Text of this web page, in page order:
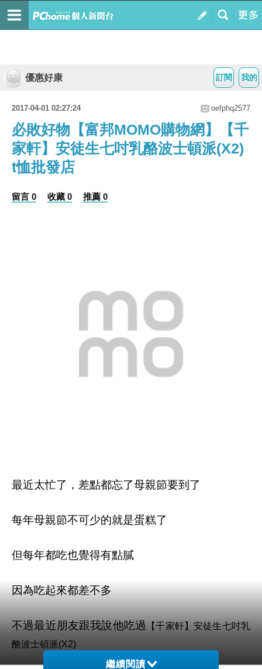
我的
訂閱
優惠好康
2017-04-01 02:27:24 oefphq2577
必敗好物【富邦MOMO購物網】【千
家軒】安徒生七吋乳酪波士頓派(X2)
t恤批發店
留言 0 收藏 0 推薦 0
最近太忙了，差點都忘了母親節要到了
每年母親節不可少的就是蛋糕了
但每年都吃也覺得有點膩
因為吃起來都差不多
不過最近朋友跟我說他吃過
【千家軒】安徒生七吋乳
酪波士頓派(X2)
繼續閱讀